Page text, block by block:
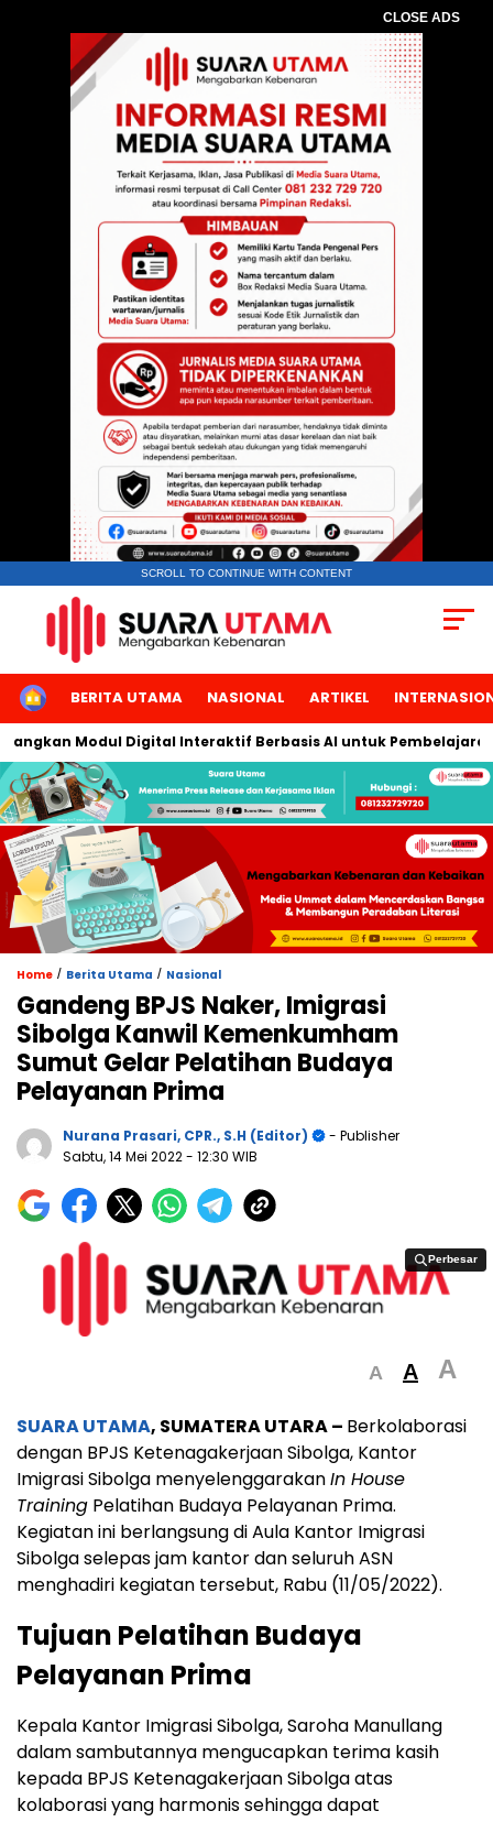
CLOSE ADS
SCROLL TO CONTINUE WITH CONTENT
HOMEBERITA UTAMA NASIONAL ARTIKEL
Modul Digital Interaktif Berbasis AI untuk Pembelajaran
Home / Berita Utama / Nasional
Gandeng BPJS Naker, Imigrasi
Sibolga Kanwil Kemenkumham
Sumut Gelar Pelatihan Budaya
Pelayanan Prima
Nurana Prasari, CPR., S.H (Editor)
- Publisher
Sabtu, 14 Mei 2022- 12:30 WIB
Perbesar
Perbesar
A A A
SUARA UTAMA, SUMATERA UTARA – Berkolaborasi
dengan BPJS Ketenagakerjaan Sibolga, Kantor
Imigrasi Sibolga menyelenggarakanIn House
Training Pelatihan Budaya Pelayanan Prima.
Kegiatan ini berlangsung di Aula Kantor Imigrasi
Sibolga selepas jam kantor dan seluruh ASN
menghadiri kegiatan tersebut, Rabu (11/05/2022).
Tujuan Pelatihan Budaya
Pelayanan Prima
Kepala Kantor Imigrasi Sibolga, Saroha Manullang
dalam sambutannya mengucapkan terima kasih
kepada BPJS Ketenagakerjaan Sibolga atas
kolaborasi yang harmonis sehingga dapat